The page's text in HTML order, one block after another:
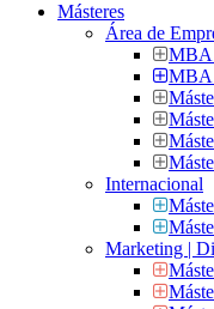
Másteres
Área de
MBA
MBA
Internacional
Marketing |